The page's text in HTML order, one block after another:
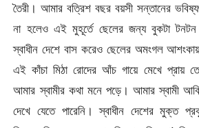
তৈরী। আমার বত্রিশ বছর বয়সী সন্তানের
না হলেও এই মুহূর্তে ছেলের জন্য বুকটা
স্বাধীন দেশে বাস করেও ছেলের অমংগল
এই কাঁচা মিঠা রোদের আঁচ গায়ে মেখে প্রায়
আমার স্বামীর কথা মনে পড়ে। আমার স্বামী
দেখে যেতে পারেনি। স্বাধীন দেশের মুক্ত